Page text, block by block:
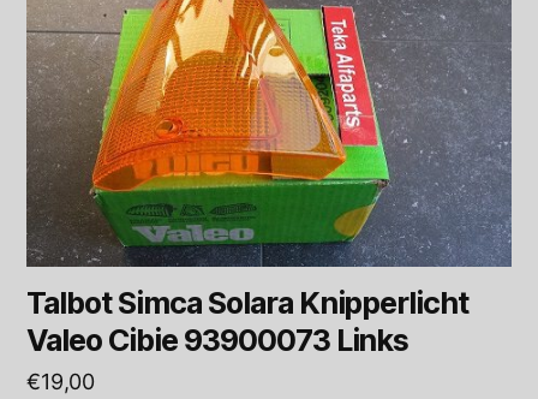
Talbot Simca Solara Knipperlicht
Valeo Cibie 93900073 Links
€19,00